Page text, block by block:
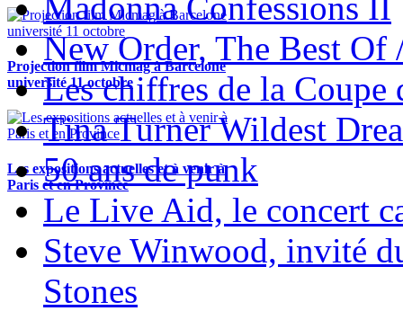
Projection film Micmag à Barcelone
université 11 octobre
Les expositions actuelles et à venir à
Paris et en Province
New Order, The Best Of
Les chiffres de la Coupe
Tina Turner Wildest
50 ans de punk
Le Live Aid, le concert
Steve Winwood, invité
Stones